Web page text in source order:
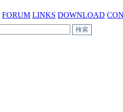
FORUM LINKS DOWNLOAD